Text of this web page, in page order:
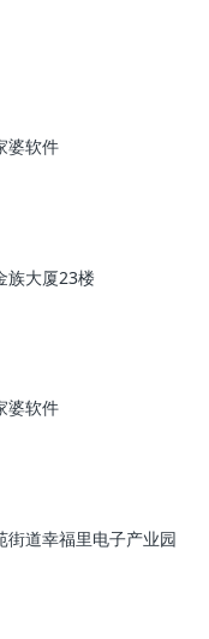
婆软件
族大厦23楼
婆软件
街道幸福里电子产业园